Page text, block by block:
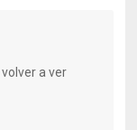
a ver